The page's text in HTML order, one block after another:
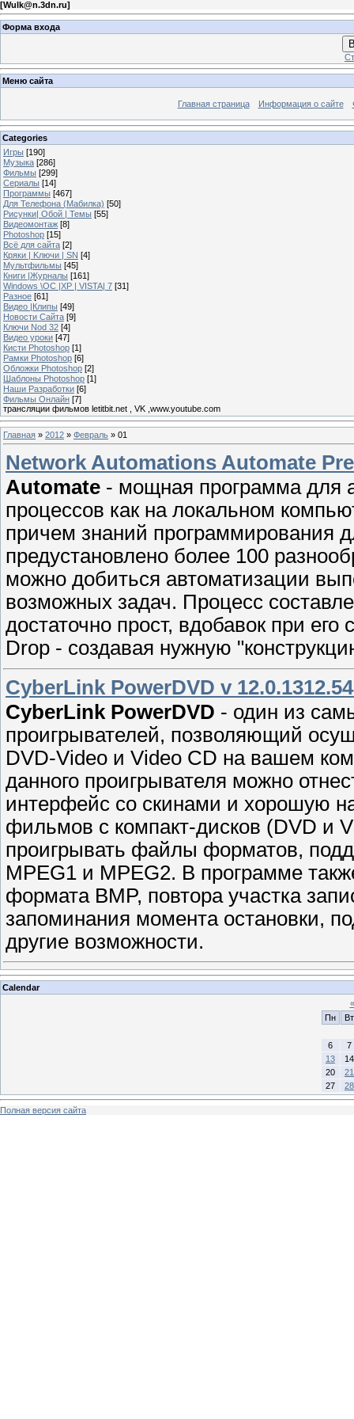
[Wulk@n.3dn.ru]
Форма входа
Меню сайта
Главная страница Информация о сайте
Categories
Игры [190]
Музыка [286]
Фильмы [299]
Сериалы [14]
Программы [467]
Для Телефона (Мабилка) [50]
Рисунки| Обой | Темы [55]
Видеомонтаж [8]
Photoshop [15]
Всё для сайта [2]
Кряки | Kлючи | SN [4]
Мультфильмы [45]
Книги |Журналы [161]
Windows \OC |XP | VISTA| 7 [31]
Разное [61]
Видео |Клипы [49]
Новости Сайта [9]
Ключи Nod 32 [4]
Видео уроки [47]
Кисти Photoshop [1]
Рамки Photoshop [6]
Обложки Photoshop [2]
Шаблоны Photoshop [1]
Наши Разработки [6]
Фильмы Онлайн [7]
трансляции фильмов letitbit.net , VK ,www.youtube.com
Главная » 2012 » Февраль » 01
Network Automations Automate
Automate - мощная программа для
процессов как на локальном
причем знаний программирования
предустановлено более 100
можно добиться автоматизации
возможных задач. Процесс
достаточно прост, вдобавок при
Drop - создавая нужную
CyberLink PowerDVD v
CyberLink PowerDVD - один из
проигрывателей, позволяющий
DVD-Video и Video CD на вашем
данного проигрывателя можно
интерфейс со скинами и хорошую
фильмов с компакт-дисков (DVD и
проигрывать файлы форматов,
MPEG1 и MPEG2. В программе
формата BMP, повтора участка
запоминания момента остановки,
другие возможности.
Calendar
«
Пн
Вт
6
7
13
14
20
21
27
28
Полная версия сайта